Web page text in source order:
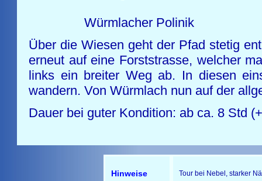
Über die Wiesen geht der Pfad stetig
erneut auf eine Forststrasse, welcher
links ein breiter Weg ab. In diesen
wandern. Von Würmlach nun auf der
Dauer bei guter Kondition: ab ca. 8 Std
Hinweise Tour bei Nebel, starker